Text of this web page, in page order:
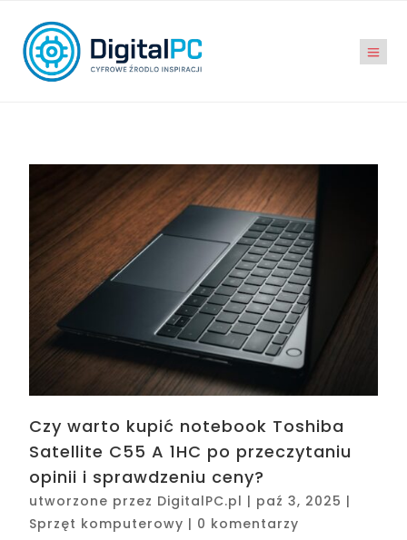
Czy warto kupić notebook Toshiba
Satellite C55 A 1HC po przeczytaniu
opinii i sprawdzeniu ceny?
utworzone przez DigitalPC.pl | paź 3, 2025 |
Sprzęt komputerowy | 0 komentarzy